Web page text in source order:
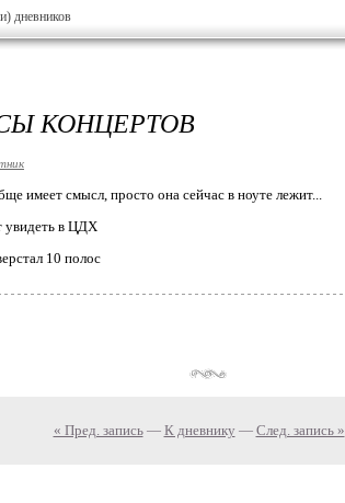
дневников
КОНЦЕРТОВ
имеет смысл, просто она сейчас в ноуте лежит...
увидеть в ЦДХ
10 полос
« Пред. запись— К дневнику — След. запись »